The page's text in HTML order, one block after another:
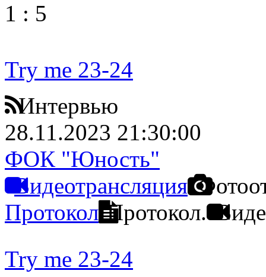
1 : 5
Try me 23-24
Интервью
28.11.2023 21:30:00
ФОК "Юность"
Видеотрансляция
Протокол Протокол.
Try me 23-24